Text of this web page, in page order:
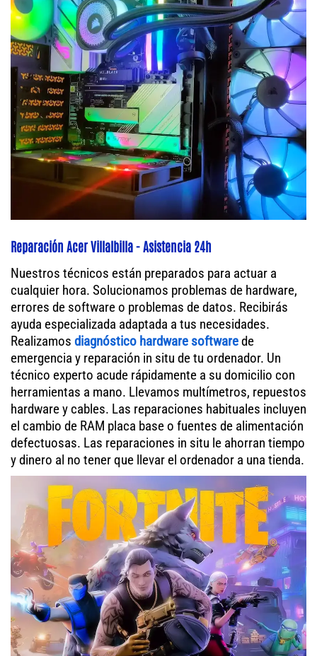
Reparación Acer Villalbilla - Asistencia 24h
Nuestros técnicos están preparados para actuar a
cualquier hora. Solucionamos problemas de hardware,
errores de software o problemas de datos. Recibirás
ayuda especializada adaptada a tus necesidades.
Realizamos diagnóstico hardware softwarede
emergencia y reparación in situ de tu ordenador. Un
técnico experto acude rápidamente a su domicilio con
herramientas a mano. Llevamos multímetros, repuestos
hardware y cables. Las reparaciones habituales incluyen
el cambio de RAM placa base o fuentes de alimentación
defectuosas. Las reparaciones in situ le ahorran tiempo
y dinero al no tener que llevar el ordenador a una tienda.